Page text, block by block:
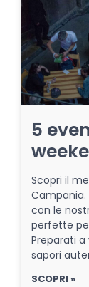
5
Scopri il
Campania.
con le
perfette
Preparati
sapori
SCOPRI »